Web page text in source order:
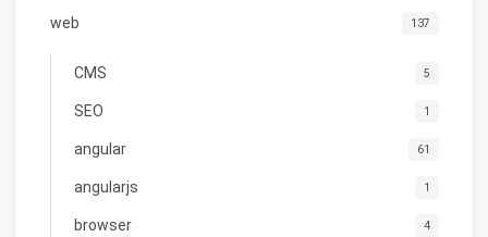
web 137
CMS 5
SEO 1
angular 61
angularjs 1
browser 4